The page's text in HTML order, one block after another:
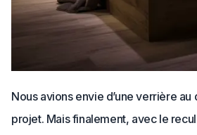
Nous avions envie d’une verrière
projet. Mais finalement, avec le